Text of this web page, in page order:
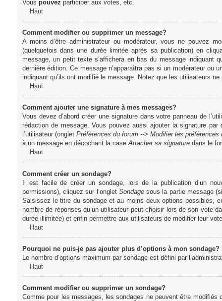
Vous pouvez participer aux votes, etc.
Haut
Comment modifier ou supprimer un message?
A moins d’être administrateur ou modérateur, vous ne pouvez
(quelquefois dans une durée limitée après sa publication) en
message, un petit texte s’affichera en bas du message indiquant
dernière édition. Ce message n’apparaîtra pas si un modérateur
indiquant qu’ils ont modifié le message. Notez que les utilisateurs
Haut
Comment ajouter une signature à mes messages?
Vous devez d’abord créer une signature dans votre panneau de
rédaction de message. Vous pouvez aussi ajouter la signature
l’utilisateur (onglet Préférences du forum --> Modifier les préférences
à un message en décochant la caseAttacher sa signaturedans le
Haut
Comment créer un sondage?
Il est facile de créer un sondage, lors de la publication d’un
permissions), cliquez sur l’onglet Sondagesous la partie message
Saisissez le titre du sondage et au moins deux options possibles,
nombre de réponses qu’un utilisateur peut choisir lors de son vote
durée illimitée) et enfin permettre aux utilisateurs de modifier leur
Haut
Pourquoi ne puis-je pas ajouter plus d’options à mon sondage?
Le nombre d’options maximum par sondage est défini par
Haut
Comment modifier ou supprimer un sondage?
Comme pour les messages, les sondages ne peuvent être modifiés